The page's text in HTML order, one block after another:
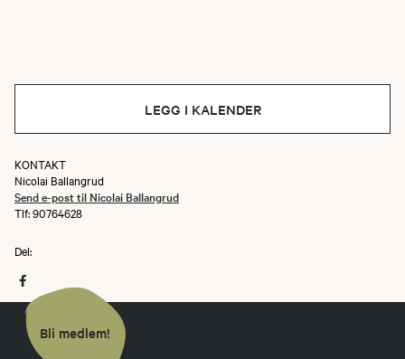
LEGG I KALENDER
KONTAKT
Nicolai Ballangrud
Send e-post til Nicolai Ballangrud
Tlf: 90764628
Del:
Bli medlem!